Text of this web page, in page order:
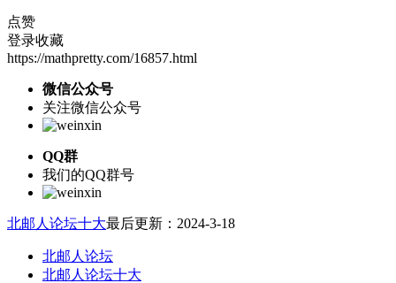
点赞
登录收藏
https://mathpretty.com/16857.html
微信公众号
关注微信公众号
QQ群
我们的QQ群号
北邮人论坛十大最后更新：2024-3-18
北邮人论坛
北邮人论坛十大